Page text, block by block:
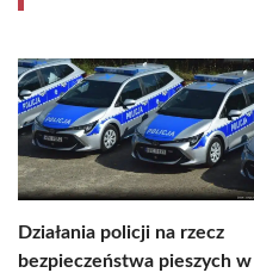
Działania policji na rzecz
bezpieczeństwa pieszych w